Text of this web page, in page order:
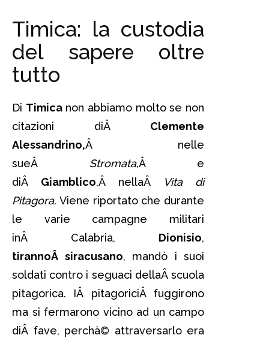
Timica: la custodia
del sapere oltre
tutto
Di Timicanon abbiamo molto se non
citazioni diÂ Clemente
Alessandrino,Â nelle
sueÂ Stromata,Â e
diÂ Giamblico,Â nellaÂ
Vita di
Pitagora. Viene riportato che durante
le varie campagne militari
inÂ Calabria, Dionisio,
tirannoÂ siracusano, mandò i suoi
soldati contro i seguaci dellaÂ scuola
pitagorica. IÂ pitagoriciÂ fuggirono
ma si fermarono vicino ad un campo
diÂ fave, perchà© attraversarlo era